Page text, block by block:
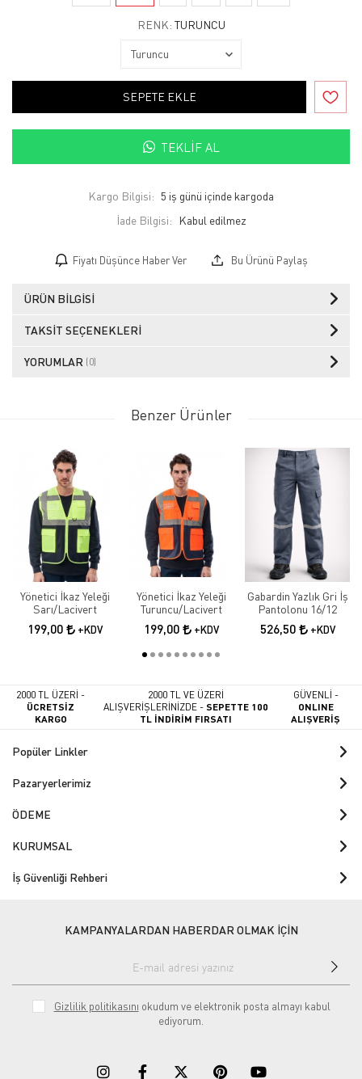
RENK: TURUNCU
SEPETE EKLE
TEKLIF AL
Kargo Bilgisi: 5 iş günü içinde kargoda
İade Bilgisi:
Fiyatı Düşünce Haber Ver Bu Ürünü Paylaş
ÜRÜN BILGISI
TAKSIT SEÇENEKLERI
YORUMLAR (0)
Benzer Ürünler
Yönetici İkaz Yeleği
Sarı/Lacivert
199,00 +KDV
Yönetici İkaz Yeleği
Turuncu/Lacivert
199,00 +KDV
Gabardin Yazlık Gri İş
Pantolonu 16/12
526,50 +KDV
2000 TL ÜZERİ -
ÜCRETSİZ
KARGO
2000 TL VE ÜZERİ
ALIŞVERİŞLERİNİZDE -SEPETTE 100
TL İNDİRİM FIRSATI
GÜVENLİ -
ONLINE
ALIŞVERİŞ
Popüler Linkler
Pazaryerlerimiz
ÖDEME
KURUMSAL
İş Güvenliği Rehberi
KAMPANYALARDAN HABERDAR OLMAK İÇİN
Gizlilik politikasını okudum ve elektronik posta almayı kabul
ediyorum.